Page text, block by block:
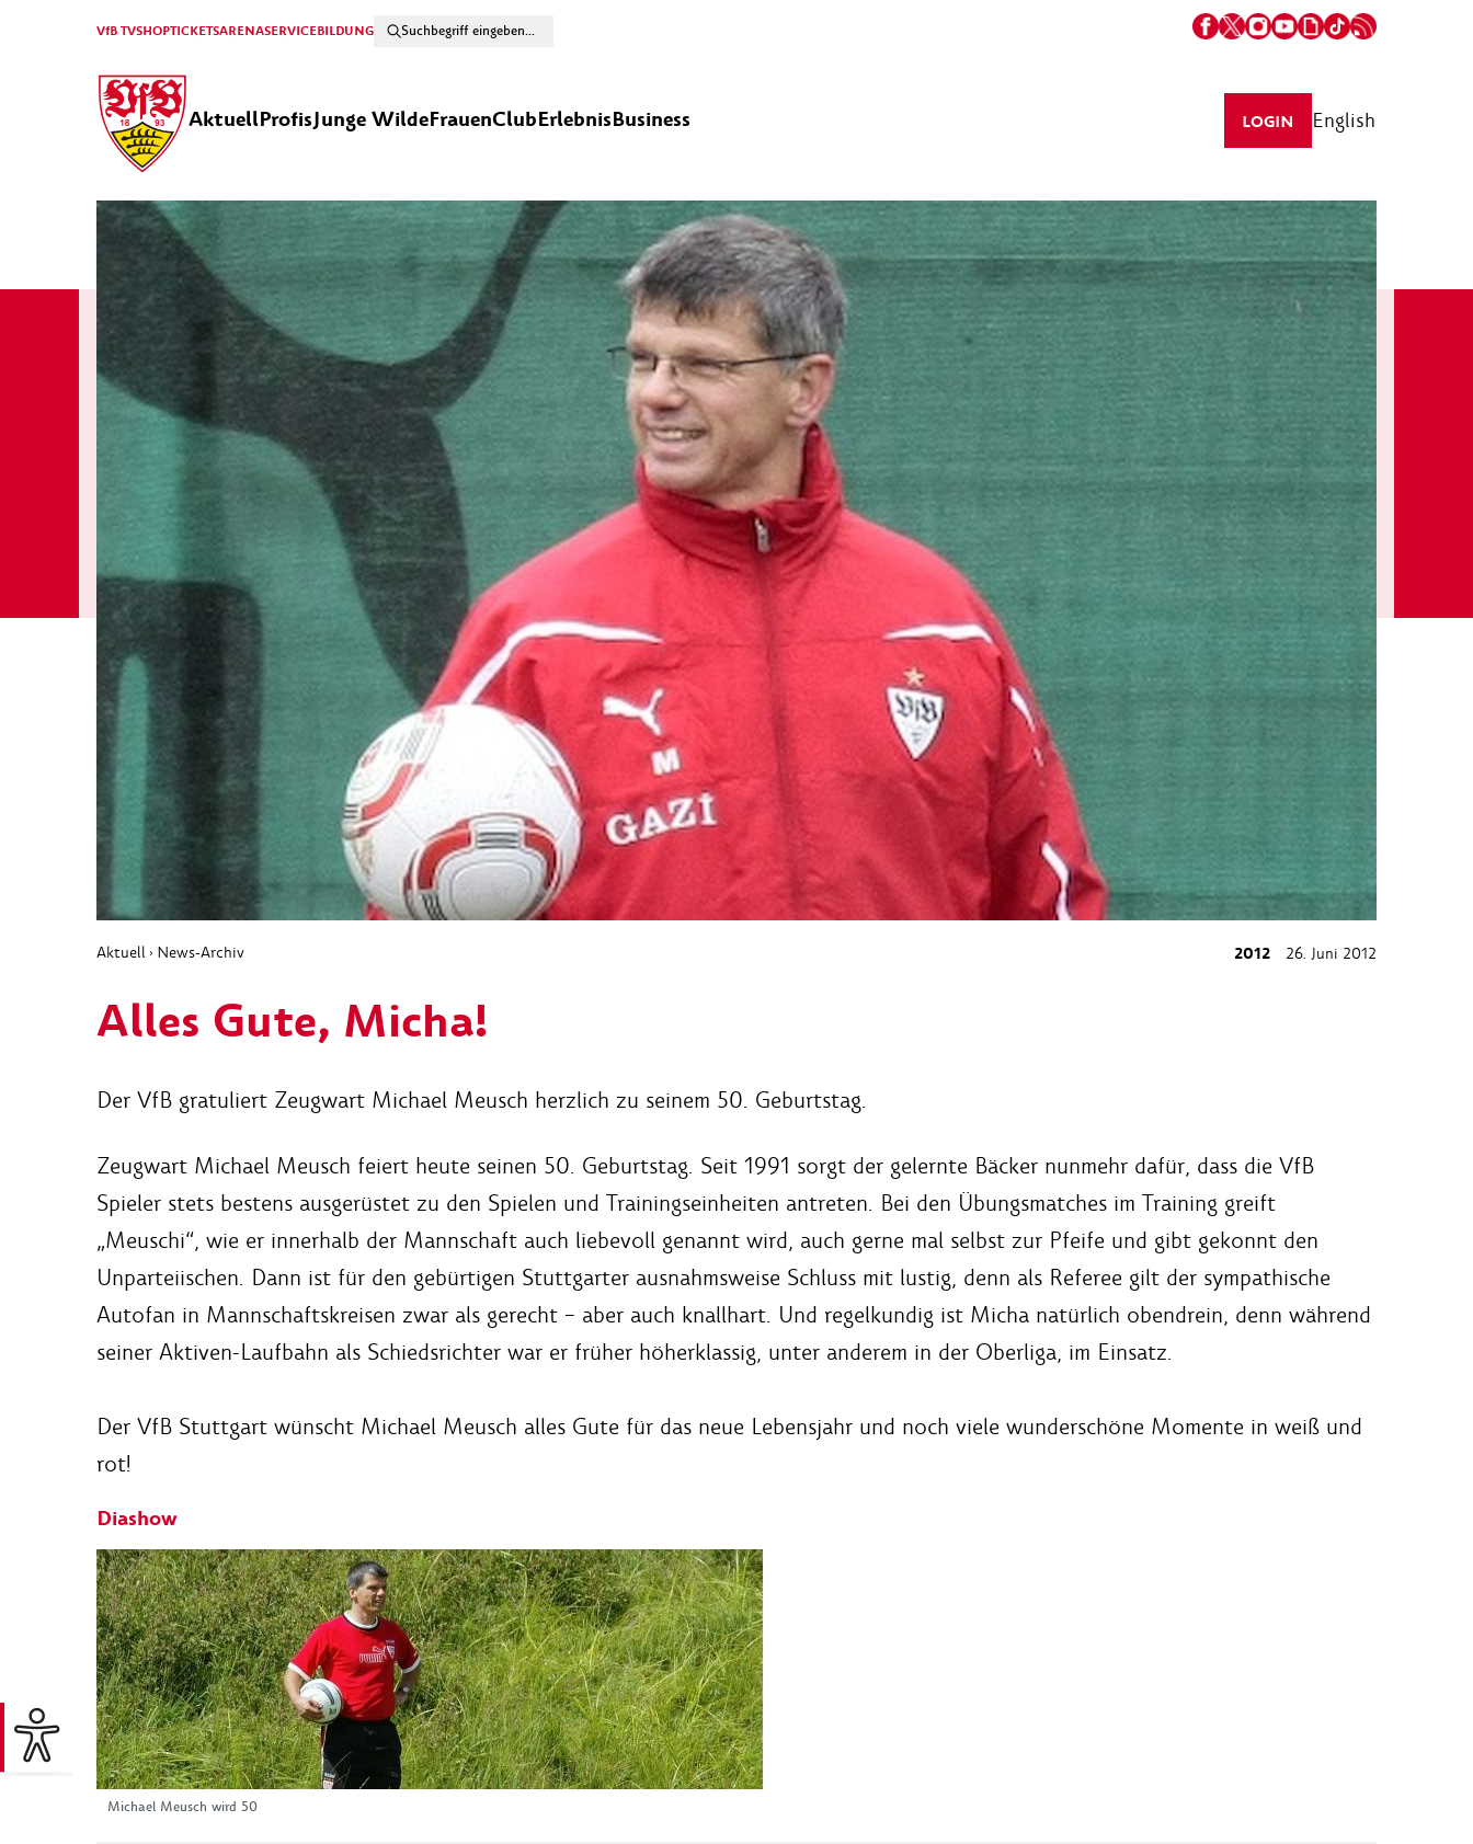
VfB TVSHOPTICKETSARENASERVICEBILDUNG
AktuellProfisJunge WildeFrauenClubErlebnisBusiness LOGIN English
Aktuell › News-Archiv 2012 26. Juni 2012
Alles Gute, Micha!
Der VfB gratuliert Zeugwart Michael Meusch herzlich zu seinem 50. Geburtstag.
Zeugwart Michael Meusch feiert heute seinen 50. Geburtstag. Seit 1991 sorgt der gelernte Bäcker nunmehr dafür, dass die VfB
Spieler stets bestens ausgerüstet zu den Spielen und Trainingseinheiten antreten. Bei den Übungsmatches im Training greift
„Meuschi“, wie er innerhalb der Mannschaft auch liebevoll genannt wird, auch gerne mal selbst zur Pfeife und gibt gekonnt den
Unparteiischen. Dann ist für den gebürtigen Stuttgarter ausnahmsweise Schluss mit lustig, denn als Referee gilt der sympathische
Autofan in Mannschaftskreisen zwar als gerecht – aber auch knallhart. Und regelkundig ist Micha natürlich obendrein, denn während
seiner Aktiven-Laufbahn als Schiedsrichter war er früher höherklassig, unter anderem in der Oberliga, im Einsatz.
Der VfB Stuttgart wünscht Michael Meusch alles Gute für das neue Lebensjahr und noch viele wunderschöne Momente in weiß und
rot!
Diashow
Michael Meusch wird 50